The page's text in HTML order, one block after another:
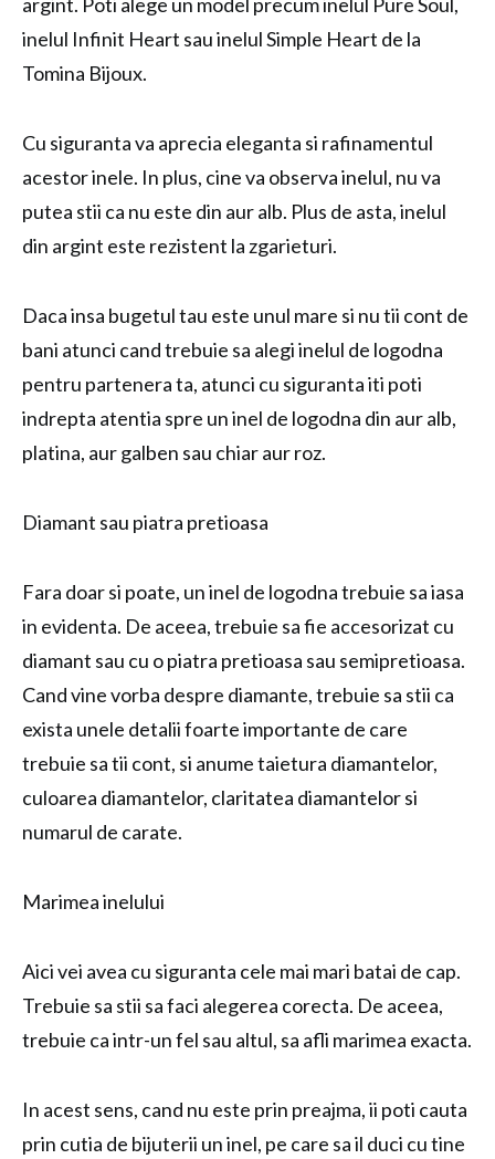
inelul Infinit Heart sau inelul Simple Heart de la
Tomina Bijoux.
Cu siguranta va aprecia eleganta si rafinamentul
acestor inele. In plus, cine va observa inelul, nu va
putea stii ca nu este din aur alb. Plus de asta, inelul
din argint este rezistent la zgarieturi.
Daca insa bugetul tau este unul mare si nu tii cont de
bani atunci cand trebuie sa alegi inelul de logodna
pentru partenera ta, atunci cu siguranta iti poti
indrepta atentia spre un inel de logodna din aur alb,
platina, aur galben sau chiar aur roz.
Diamant sau piatra pretioasa
Fara doar si poate, un inel de logodna trebuie sa iasa
in evidenta. De aceea, trebuie sa fie accesorizat cu
diamant sau cu o piatra pretioasa sau semipretioasa.
Cand vine vorba despre diamante, trebuie sa stii ca
exista unele detalii foarte importante de care
trebuie sa tii cont, si anume taietura diamantelor,
culoarea diamantelor, claritatea diamantelor si
numarul de carate.
Marimea inelului
Aici vei avea cu siguranta cele mai mari batai de cap.
Trebuie sa stii sa faci alegerea corecta. De aceea,
trebuie ca intr-un fel sau altul, sa afli marimea exacta.
In acest sens, cand nu este prin preajma, ii poti cauta
prin cutia de bijuterii un inel, pe care sa il duci cu tine